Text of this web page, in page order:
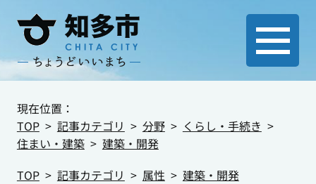
現在位置：
TOP
記事カテゴリ 分野
くらし・手続き
住まい・建築
建築・開発
TOP
記事カテゴリ 属性
建築・開発